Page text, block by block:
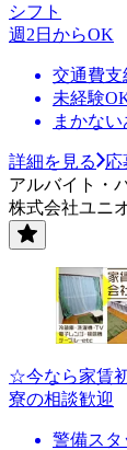
シフト
週2日からOK
交通費支
未経験
まかない
詳細を見る
応
アルバイト・
株式会社ユニ
☆今なら家賃
寮の相談歓迎
警備スタ